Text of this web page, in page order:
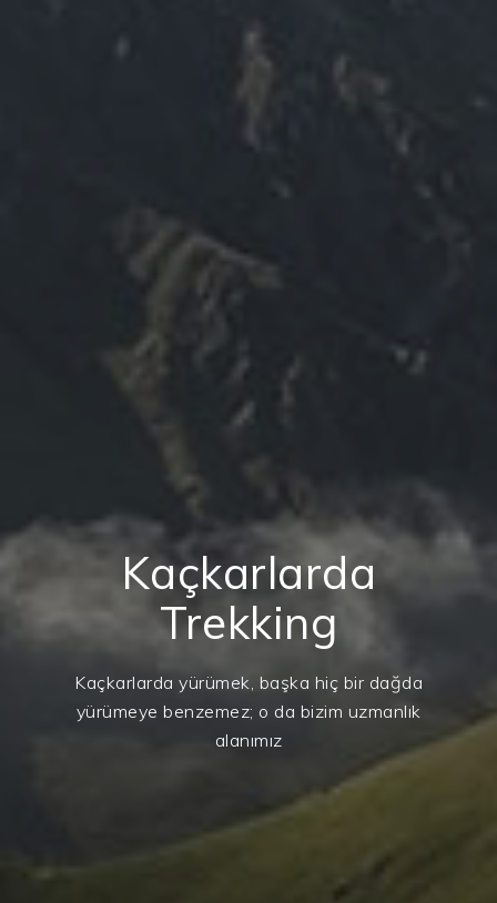
Kaçkarlarda
Trekking
Kaçkarlarda yürümek, başka hiç bir dağda
yürümeye benzemez; o da bizim uzmanlık
alanımız